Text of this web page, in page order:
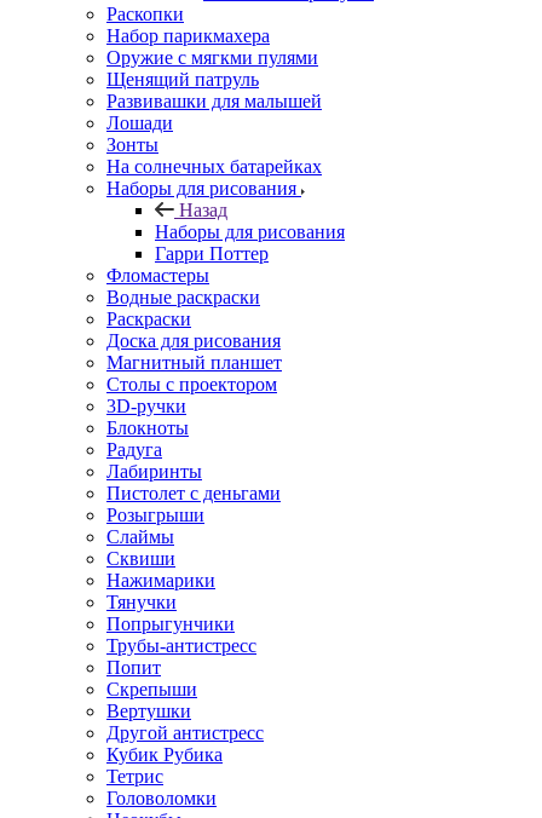
Раскопки
Набор парикмахера
Оружие с мягкми пулями
Щенящий патруль
Развивашки для малышей
Лошади
Зонты
На солнечных батарейках
Наборы для рисования
Назад
Наборы для рисования
Гарри Поттер
Фломастеры
Водные раскраски
Раскраски
Доска для рисования
Магнитный планшет
Столы с проектором
3D-ручки
Блокноты
Радуга
Лабиринты
Пистолет с деньгами
Розыгрыши
Слаймы
Сквиши
Нажимарики
Тянучки
Попрыгунчики
Трубы-антистресс
Попит
Скрепыши
Вертушки
Другой антистресс
Кубик Рубика
Тетрис
Головоломки